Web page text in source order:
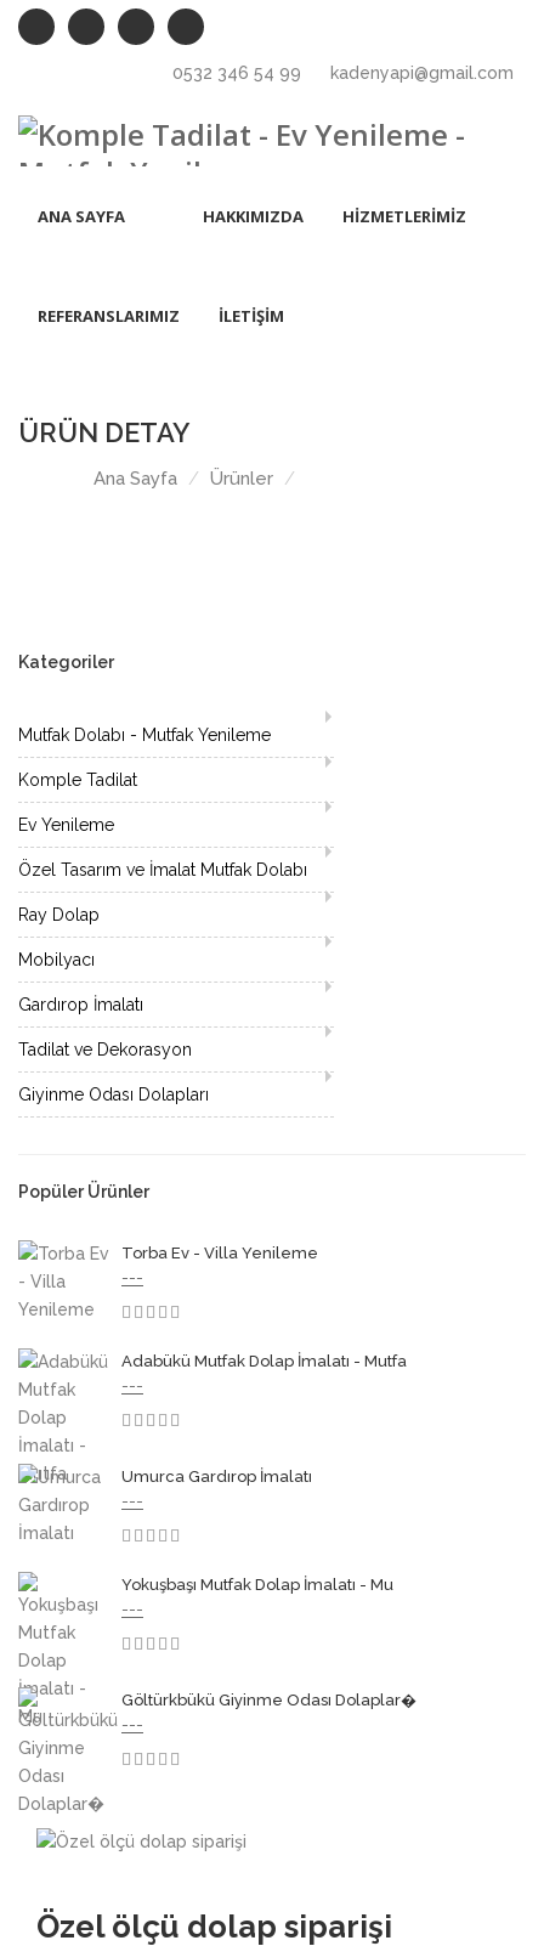
0532 346 54 99 kadenyapi@gmail.com
ANA SAYFA HAKKIMIZDA HİZMETLERİMİZ
REFERANSLARIMIZ İLETİŞİM
ÜRÜN DETAY
Ana Sayfa Ürünler
Kategoriler
Mutfak Dolabı - Mutfak Yenileme
Komple Tadilat
Ev Yenileme
Özel Tasarım ve İmalat Mutfak Dolabı
Ray Dolap
Mobilyacı
Gardırop İmalatı
Tadilat ve Dekorasyon
Giyinme Odası Dolapları
Popüler Ürünler
Torba Ev - Villa Yenileme
---
Adabükü Mutfak Dolap İmalatı - Mutfa
---
Umurca Gardırop İmalatı
---
Yokuşbaşı Mutfak Dolap İmalatı - Mu
---
Göltürkbükü Giyinme Odası Dolaplar�
---
Özel ölçü dolap siparişi